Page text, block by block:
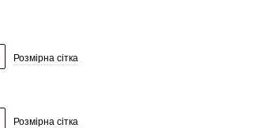
Розмірна сітка
Розмірна сітка